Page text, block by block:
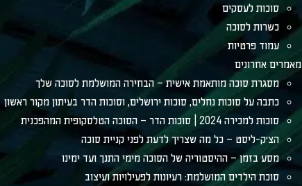
סוכות לעסקים
כשרות לסוכה
עמוד פרטיות
מאמרים אחרונים
מסגרת סוכה מותאמת אישית – הבחירה המושלמת לסוכה שלך
כתבה על סוכות נחלים, סוכות ירושלים, וסוכות הדר בעיתון מקור ראשון
סוכות למכירה 2024 | סוכות הדר – הסוכה הטלסקופית המהפכנית
הצ׳ק-ליסט – כל מה שצריך לדעת לפני קניית סוכה
מסע בזמן – ההיסטוריה של הסוכה מימי התנך ועד ימינו
סוכת הילדים המושלמת: רעיונות לפעילויות ועיצוב